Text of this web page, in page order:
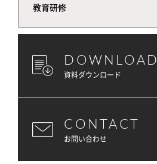
教育研修
DOWNLOAD
資料ダウンロード
CONTACT
お問い合わせ